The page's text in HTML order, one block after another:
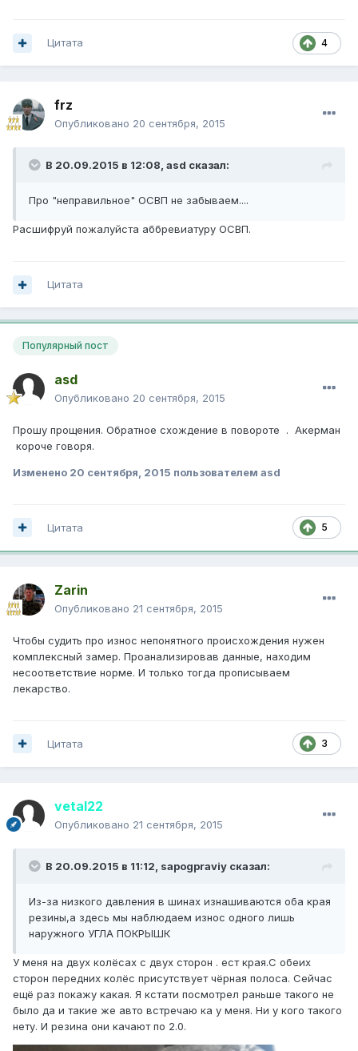
4
Цитата
frz
Опубликовано 20 сентября, 2015
В 20.09.2015 в 12:08, asd сказал:
Про "неправильное" ОСВП не забываем....
Расшифруй пожалуйста аббревиатуру ОСВП.
Цитата
Популярный пост
asd
Опубликовано 20 сентября, 2015
Прошу прощения. Обратное схождение в повороте . Акерман
короче говоря.
Изменено 20 сентября, 2015 пользователем asd
5
Цитата
Zarin
Опубликовано 21 сентября, 2015
Чтобы судить про износ непонятного происхождения нужен
комплексный замер. Проанализировав данные, находим
несоответствие норме. И только тогда прописываем
лекарство.
3
Цитата
vetal22
Опубликовано 21 сентября, 2015
В 20.09.2015 в 11:12, sapogpraviy сказал:
Из-за низкого давления в шинах изнашиваются оба края
резины,а здесь мы наблюдаем износ одного лишь
наружного УГЛА ПОКРЫШК
У меня на двух колёсах с двух сторон . ест края.С обеих
сторон передних колёс присутствует чёрная полоса. Сейчас
ещё раз покажу какая. Я кстати посмотрел раньше такого не
было да и такие же авто встречаю ка у меня. Ни у кого такого
нету. И резина они качают по 2.0.